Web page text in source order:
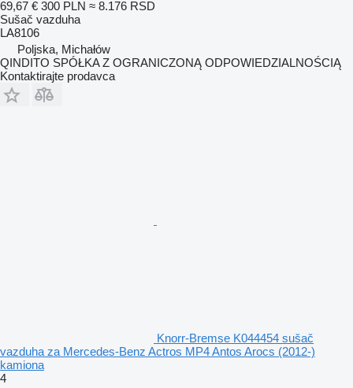
69,67 € 300 PLN ≈ 8.176 RSD
Sušač vazduha
LA8106
Poljska, Michałów
QINDITO SPÓŁKA Z OGRANICZONĄ ODPOWIEDZIALNOŚCIĄ
Kontaktirajte prodavca
Knorr-Bremse K044454 sušač
vazduha za Mercedes-Benz Actros MP4 Antos Arocs (2012-)
kamiona
4